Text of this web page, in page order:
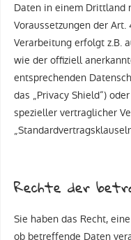
Daten in einem Drittland
Voraussetzungen der Art.
Verarbeitung erfolgt z.B.
wie der offiziell
entsprechenden
das „Privacy Shield“)
spezieller vertraglicher
Rechte der
Sie haben das Recht,
ob betreffende Daten